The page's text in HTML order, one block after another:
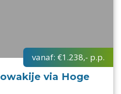
vanaf: €1.238,- p.p.
via Hoge